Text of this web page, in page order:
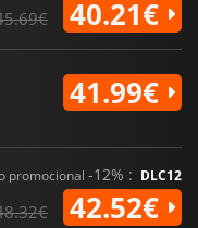
40.21€
41.99€
promocional -12% : DLC12
42.52€